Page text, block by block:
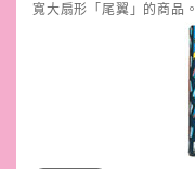
寬大扇形「尾翼」的商品。